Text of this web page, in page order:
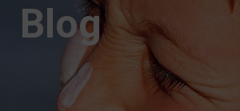
Blog